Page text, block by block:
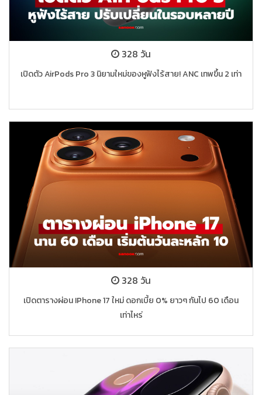
328 วัน
เปิดตัว AirPods Pro 3 นิยามใหม่ของหูฟังไร้สาย! ANC เทพขึ้น 2 เท่า
328 วัน
เปิดตารางผ่อน IPhone 17 ใหม่ ดอกเบี้ย 0% ยาวๆ กันไป 60 เดือน
เท่าไหร่